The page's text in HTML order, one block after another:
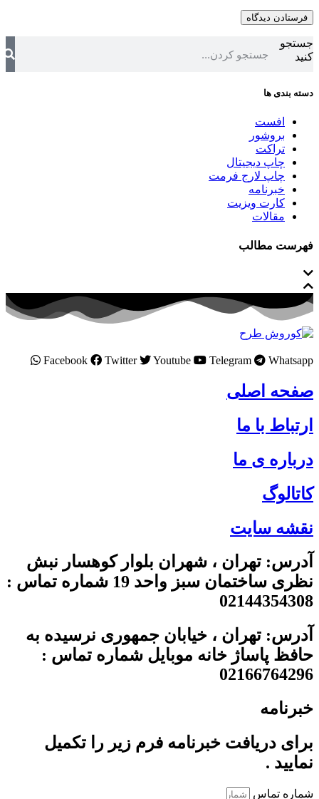
جستجو
کنید
دسته بندی ها
افست
بروشور
تراکت
چاپ دیجیتال
چاپ لارج فرمت
خبرنامه
کارت ویزیت
مقالات
فهرست مطالب
Facebook Twitter Youtube Telegram Whatsapp
صفحه اصلی
ارتباط با ما
درباره ی ما
کاتالوگ
نقشه سایت
آدرس: تهران ، شهران بلوار کوهسار نبش
نظری ساختمان سبز واحد 19 شماره تماس :
02144354308
آدرس: تهران ، خیابان جمهوری نرسیده به
حافظ پاساژ خانه موبایل شماره تماس :
02166764296
خبرنامه
برای دریافت خبرنامه فرم زیر را تکمیل
نمایید .
شماره تماس